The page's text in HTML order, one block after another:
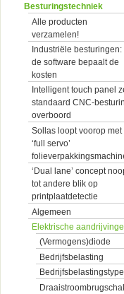
Besturingstechniek
Alle producten
verzamelen!
Industriële besturingen:
de software bepaalt de
kosten
Intelligent touch panel
standaard CNC-
overboord
Sollas loopt voorop met
‘full servo’
‘Dual lane’ concept
tot andere blik op
printplaatdetectie
Algemeen
Elektrische
(Vermogens)diode
Bedrijfsbelasting